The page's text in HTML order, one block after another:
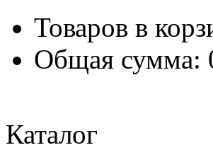
Товаров в
Общая сумма:
Каталог